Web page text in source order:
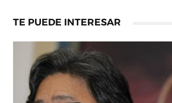
TE PUEDE INTERESAR